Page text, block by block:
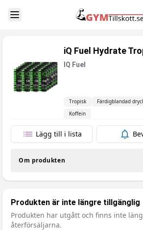
Toggle Sidebar
iQ Fuel Hydrate
IQ Fuel
Tropisk Färdigblandad
Koffein
Lägg till i lista
Om produkten
Produkten är inte längre tillgänglig
Produkten har utgått och finns inte
återförsäljarna.